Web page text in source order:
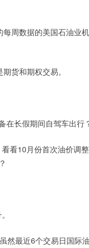
周数据的美国石油业机
货和期权交易。
在长假期间自驾车出行
看10月份首次油价调
然最近6个交易日国际